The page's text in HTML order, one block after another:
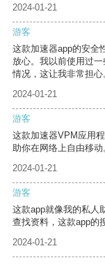
2024-01-21
游客
这款加速器app的安全
放心。我以前使用过
情况，这让我非常担心
2024-01-21
游客
这款加速器VPM应用
助你在网络上自由移动
2024-01-21
游客
这款app就像我的私人
查找资料，这款app的
2024-01-21